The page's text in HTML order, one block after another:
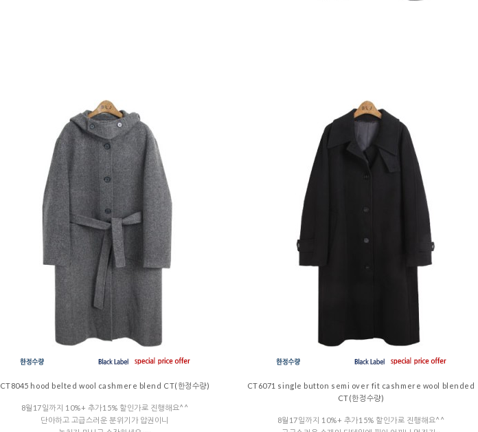
CT8045 hood belted wool cashmere blend CT(한정수량)
8월17일까지 10%+ 추가15% 할인가로 진행해요^^
단아하고 고급스러운 분위기가 압권이니
CT6071 single button semi over fit cashmere wool blended
CT(한정수량)
8월17일까지 10%+ 추가15% 할인가로 진행해요^^